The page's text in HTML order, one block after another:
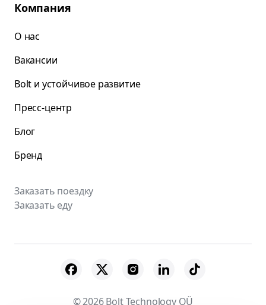
Компания
О нас
Вакансии
Bolt и устойчивое развитие
Пресс-центр
Блог
Бренд
Заказать поездку
Заказать еду
© 2026 Bolt Technology OÜ